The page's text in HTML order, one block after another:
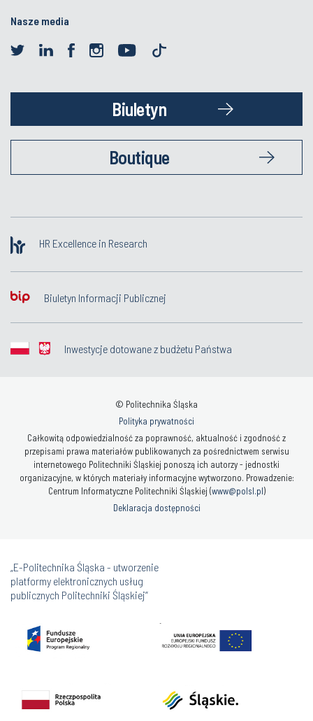
Nasze media
Biuletyn
Boutique
HR Excellence in Research
Biuletyn Informacji Publicznej
Inwestycje dotowane z budżetu Państwa
© Politechnika Śląska
Polityka prywatności
Całkowitą odpowiedzialność za poprawność, aktualność i zgodność z
przepisami prawa materiałów publikowanych za pośrednictwem serwisu
internetowego Politechniki Śląskiej ponoszą ich autorzy - jednostki
organizacyjne, w których materiały informacyjne wytworzono. Prowadzenie:
Centrum Informatyczne Politechniki Śląskiej (www@polsl.pl)
Deklaracja dostępności
„E-Politechnika Śląska - utworzenie
platformy elektronicznych usług
publicznych Politechniki Śląskiej”